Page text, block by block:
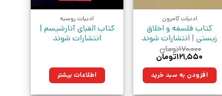
ادبیات کامرون
کتاب فلسفه و اخلاق
زیستی | انتشارات شوند
۱۷۰,۰۰۰تومان
قیمت
۱۷۰,۰۰۰تومان
بود.
۱۲۱,۵۵۰تومانقیمت
۱۲۱,۵۵۰تومان.افزودن به سبد خرید
ادبیات روسیه
کتاب الفبای آنارشیسم |
انتشارات شوند
اطلاعات بیشتر